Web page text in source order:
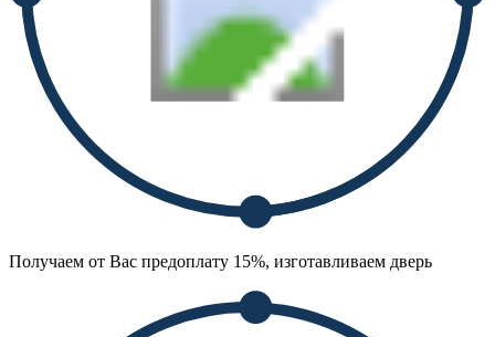
Получаем от Вас предоплату 15%, изготавливаем дверь